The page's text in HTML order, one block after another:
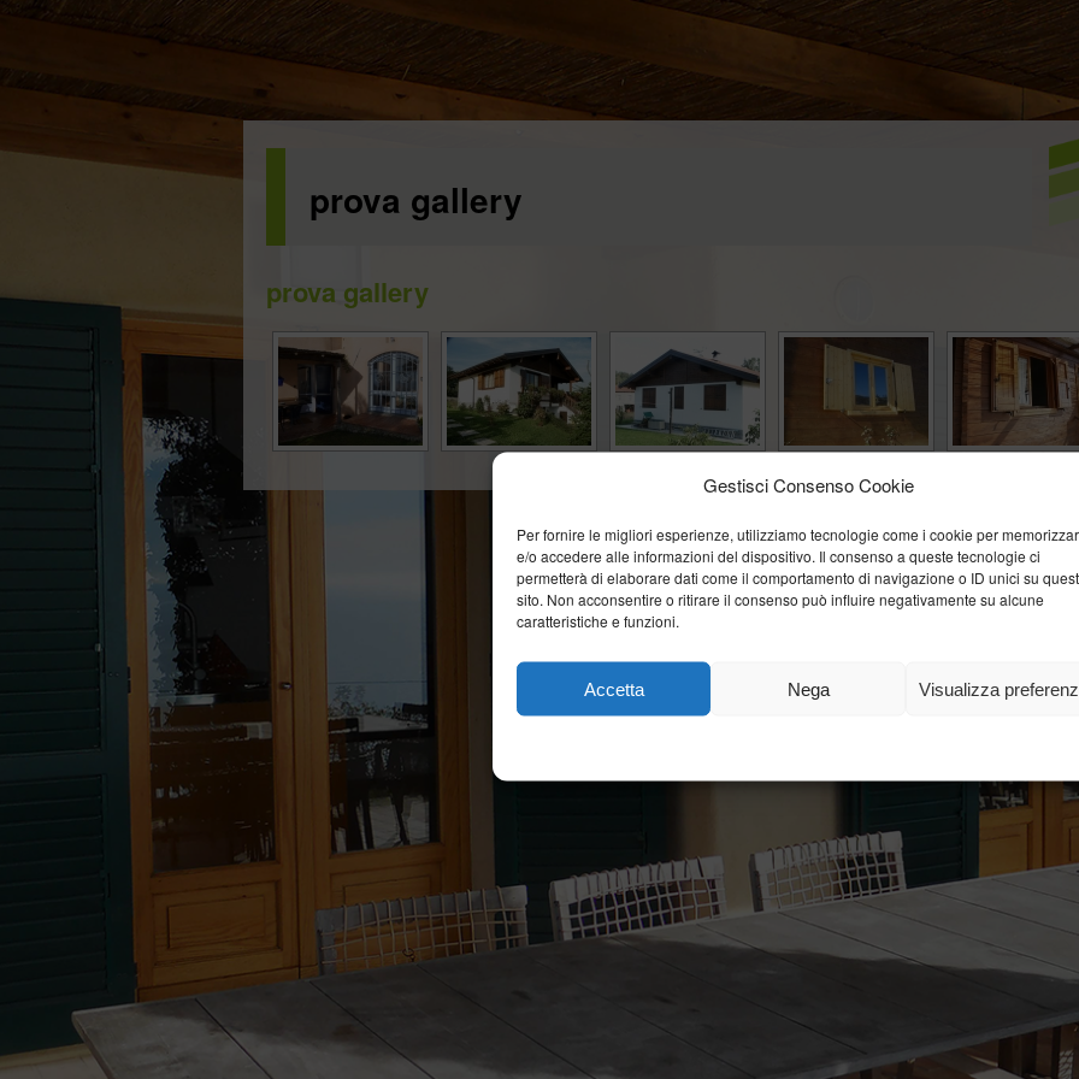
Gestisci Consenso Cookie
Per fornire le migliori esperienze, utilizziamo tecnologie come i cookie per
e/o accedere alle informazioni del dispositivo. Il consenso a queste tecnologie ci
permetterà di elaborare dati come il comportamento di navigazione o ID unici su
sito. Non acconsentire o ritirare il consenso può influire negativamente su alcune
caratteristiche e funzioni.
Accetta Nega Visualizza
prova gallery
prova gallery